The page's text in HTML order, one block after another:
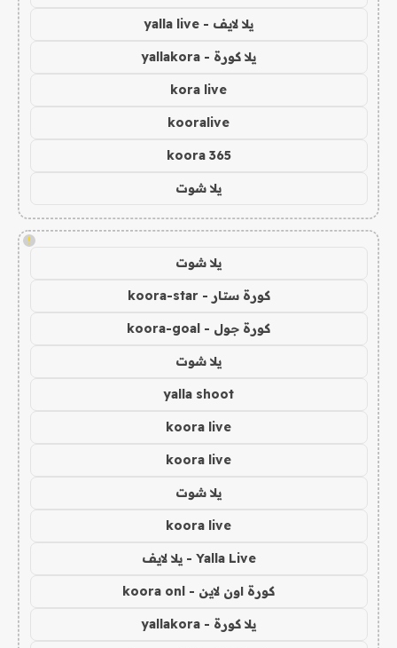
يلا لايف - yalla live
يلا كورة - yallakora
kora live
kooralive
koora 365
يلا شوت
!
يلا شوت
كورة ستار - koora-star
كورة جول - koora-goal
يلا شوت
yalla shoot
koora live
koora live
يلا شوت
koora live
Yalla Live - يلا لايف
كورة اون لاين - koora onl
يلا كورة - yallakora